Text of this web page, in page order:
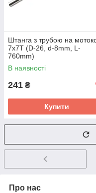
Штанга з трубою на
7x7T (D-26, d-8mm, L-
760mm)
В наявності
241 ₴
Купити
Про нас